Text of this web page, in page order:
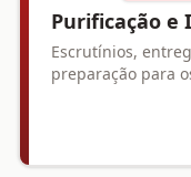
Purificação e
Escrutínios,
preparação para